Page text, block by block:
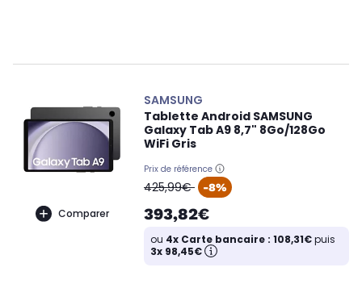
Comparer
SAMSUNG
Tablette Android SAMSUNG
Galaxy Tab A9 8,7" 8Go/128Go
WiFi Gris
Prix de référence
oldPrice
425,99€ -8%
393,82€
ou 4x Carte bancaire : 108,31€puis
3x 98,45€